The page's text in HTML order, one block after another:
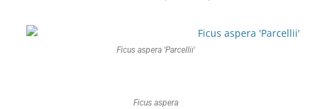
Ficus aspera 'Parcellii'
Ficus aspera